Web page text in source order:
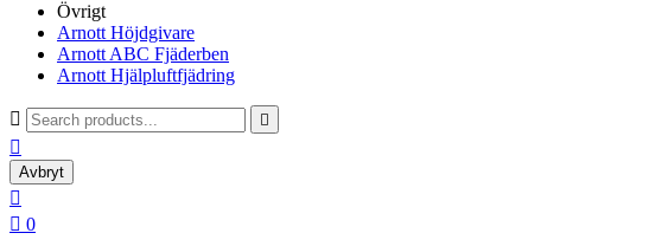
Övrigt
Arnott Höjdgivare
Arnott ABC Fjäderben
Arnott Hjälpluftfjädring
 

Avbryt

 0